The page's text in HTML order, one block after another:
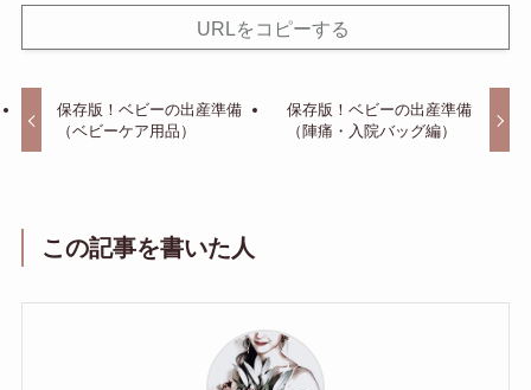
URLをコピーする
保存版！ベビーの出産準備
（ベビーケア用品）
保存版！ベビーの出産準備
（陣痛・入院バッグ編）
この記事を書いた人